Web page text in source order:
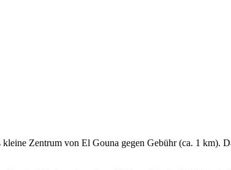
Zentrum von El Gouna gegen Gebühr (ca. 1 km).